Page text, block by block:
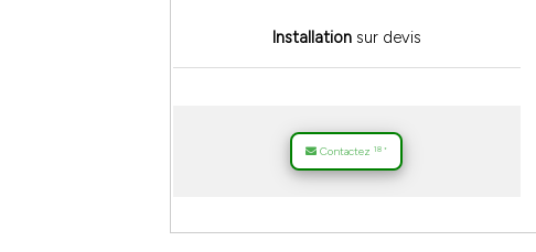
Installationsur devis
Contactez18*